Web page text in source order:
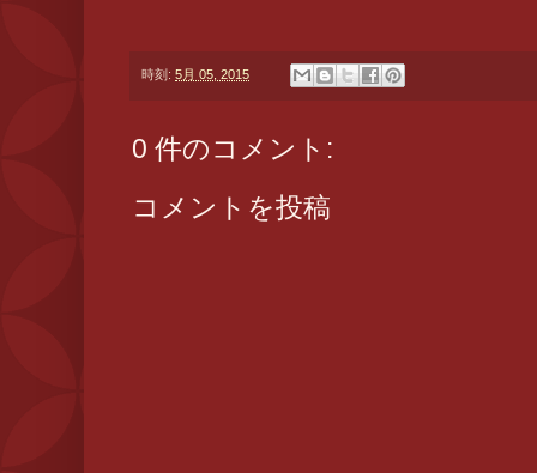
時刻: 5月 05, 2015
0 件のコメント:
コメントを投稿